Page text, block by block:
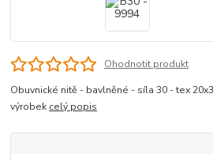
Ohodnotit produkt
Obuvnické nitě - bavlněné - síla 30 - tex
výrobek celý popis